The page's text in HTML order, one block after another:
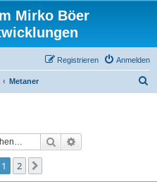
Mirko Böer
Anmelden
Registrieren
Metaner
Suche
1 2